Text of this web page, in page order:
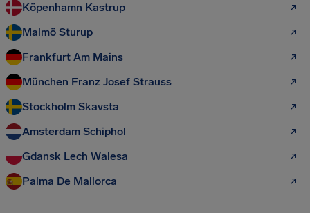
Köpenhamn Kastrup
Malmö Sturup
Frankfurt Am Mains
München Franz Josef Strauss
Stockholm Skavsta
Amsterdam Schiphol
Gdansk Lech Walesa
Palma De Mallorca